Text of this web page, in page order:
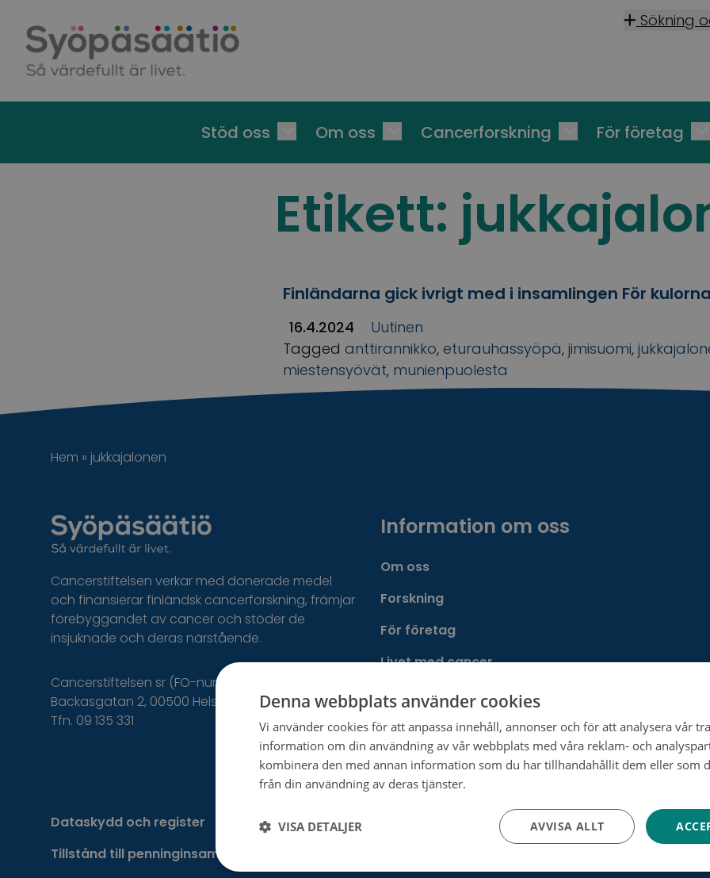
Sökning
Stöd oss Om oss Cancerforskning För företag
Etikett:
Finländarna gick ivrigt med i insamlingen För
16.4.2024
Uutinen
Tagged anttirannikko,eturauhassyöpä,jimisuomi,
miestensyövät, munienpuolesta
Hem » jukkajalonen
Cancerstiftelsen verkar med donerade medel
och finansierar finländsk cancerforskning, främjar
förebyggandet av cancer och stöder de
insjuknade och deras närstående.
Cancerstiftelsen sr (FO-nummer 0237165-7)
Backasgatan 2, 00500 Helsingfors,
Tfn. 09 135 331
Dataskydd och register
Tillstånd till penninginsamling
Information om oss
Om oss
Forskning
För företag
Livet med cancer
Cancerföreningen
Cancerregistret
Allt om cancer
Utan cancer
Denna webbplats använder cookies
Vi använder cookies för att anpassa innehåll, annonser och för att analysera vår
information om din användning av vår webbplats med våra reklam- och
kombinera den med annan information som du har tillhandahållit dem eller som
från din användning av deras tjänster.
AVVISA ALLT
VISA DETALJER